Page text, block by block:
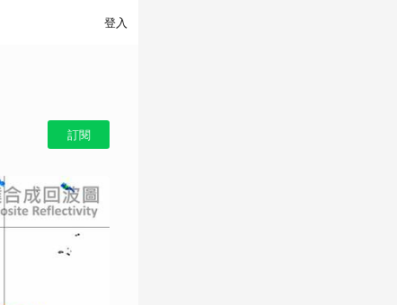
登入
訂閱